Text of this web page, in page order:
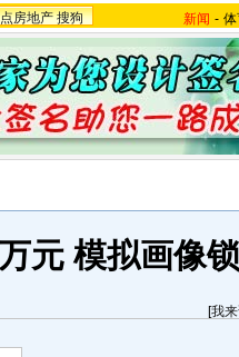
房地产 搜狗 新闻 -
元 模拟画像
[我